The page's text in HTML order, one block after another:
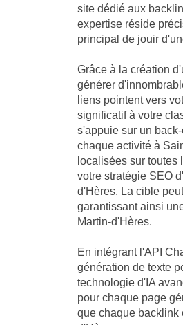
site dédié aux
expertise réside
principal de jouir
Grâce à la création
générer
liens pointent vers
significatif à votre
s'appuie sur un
chaque activité à
localisées sur
votre stratégie SEO
d'Hères. La cible
garantissant ainsi
Martin-d'Hères.
En intégrant l'API
génération de texte
technologie d'IA
pour chaque page
que chaque backlink